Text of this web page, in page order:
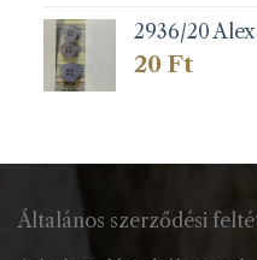
2936/20
20 Ft
Általános szerződési